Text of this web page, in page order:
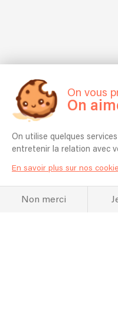
On vous
On
On utilise quelques
entretenir la relation avec
En savoir plus sur nos
Non merci